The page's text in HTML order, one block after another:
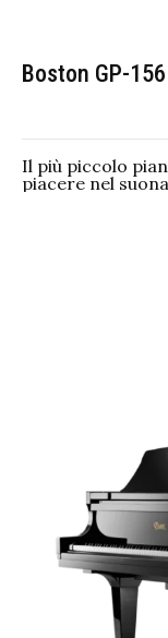
Boston GP-156
Il più piccolo
piacere nel